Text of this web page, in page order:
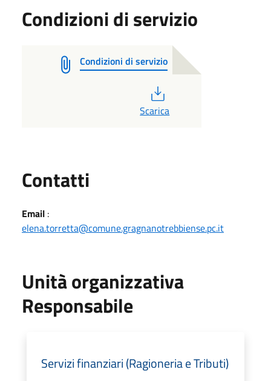
Condizioni di servizio
Condizioni di servizio
Scarica
Contatti
Email :
elena.torretta@comune.gragnanotrebbiense.pc.it
Unità organizzativa
Responsabile
Servizi finanziari (Ragioneria e Tributi)